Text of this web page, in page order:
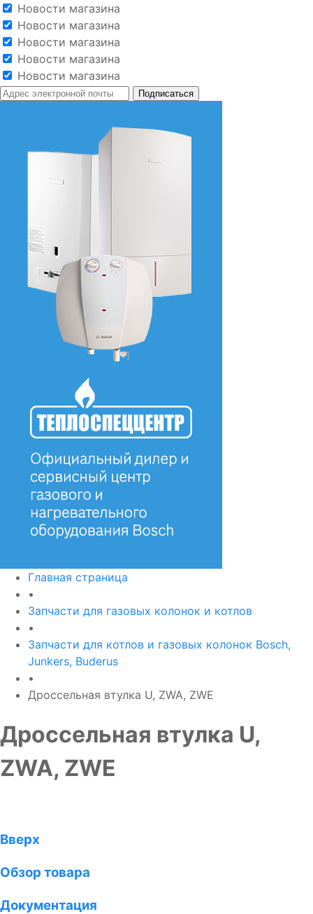
Новости магазина
Новости магазина
Новости магазина
Новости магазина
Новости магазина
Главная страница
•
Запчасти для газовых колонок и котлов
•
Запчасти для котлов и газовых колонок Bosch,
Junkers, Buderus
•
Дроссельная втулка U, ZWA, ZWE
Дроссельная втулка U,
ZWA, ZWE
Вверх
Обзор товара
Документация